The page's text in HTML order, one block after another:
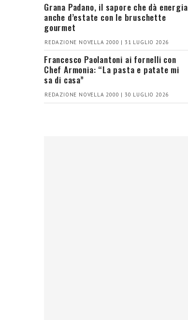
Grana Padano, il sapore che dà energia
anche d’estate con le bruschette
gourmet
REDAZIONE NOVELLA 2000 | 31 LUGLIO 2026
Francesco Paolantoni ai fornelli con
Chef Armonia: “La pasta e patate mi
sa di casa”
REDAZIONE NOVELLA 2000 | 30 LUGLIO 2026